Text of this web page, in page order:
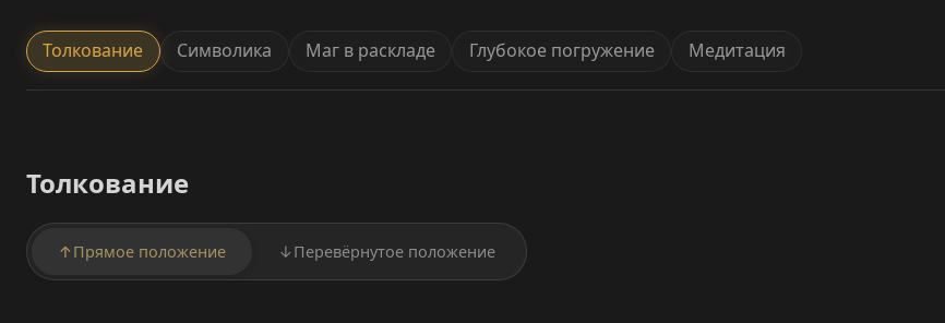
Толкование Символика Маг в раскладе Глубокое погружение Медитация
Толкование
↑ Прямое положение ↓ Перевёрнутое положение